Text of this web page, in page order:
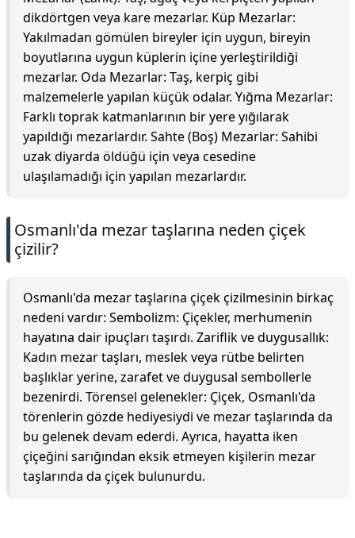
dikdörtgen veya kare mezarlar. Küp Mezarlar:
Yakılmadan gömülen bireyler için uygun, bireyin
boyutlarına uygun küplerin içine yerleştirildiği
mezarlar. Oda Mezarlar: Taş, kerpiç gibi
malzemelerle yapılan küçük odalar. Yığma Mezarlar:
Farklı toprak katmanlarının bir yere yığılarak
yapıldığı mezarlardır. Sahte (Boş) Mezarlar: Sahibi
uzak diyarda öldüğü için veya cesedine
ulaşılamadığı için yapılan mezarlardır.
Osmanlı'da mezar taşlarına neden çiçek
çizilir?
Osmanlı'da mezar taşlarına çiçek çizilmesinin birkaç
nedeni vardır: Sembolizm: Çiçekler, merhumenin
hayatına dair ipuçları taşırdı. Zariflik ve duygusallık:
Kadın mezar taşları, meslek veya rütbe belirten
başlıklar yerine, zarafet ve duygusal sembollerle
bezenirdi. Törensel gelenekler: Çiçek, Osmanlı'da
törenlerin gözde hediyesiydi ve mezar taşlarında da
bu gelenek devam ederdi. Ayrıca, hayatta iken
çiçeğini sarığından eksik etmeyen kişilerin mezar
taşlarında da çiçek bulunurdu.